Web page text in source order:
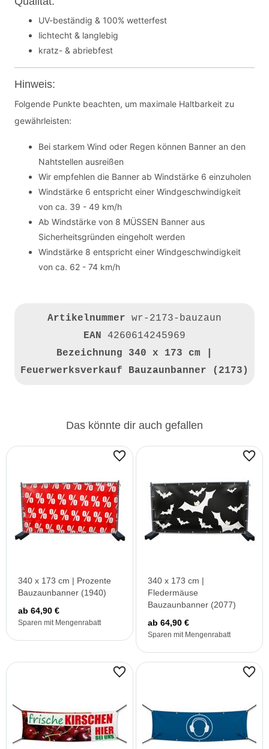
UV-beständig & 100% wetterfest
lichtecht & langlebig
kratz- & abriebfest
Hinweis:
Folgende Punkte beachten, um maximale Haltbarkeit zu
gewährleisten:
Bei starkem Wind oder Regen können Banner an den
Nahtstellen ausreißen
Wir empfehlen die Banner ab Windstärke 6 einzuholen
Windstärke 6 entspricht einer Windgeschwindigkeit
von ca. 39 - 49 km/h
Ab Windstärke von 8 MÜSSEN Banner aus
Sicherheitsgründen eingeholt werden
Windstärke 8 entspricht einer Windgeschwindigkeit
von ca. 62 - 74 km/h
Artikelnummer wr-2173-bauzaun
EAN 4260614245969
Bezeichnung 340 x 173 cm |
Feuerwerksverkauf Bauzaunbanner (2173)
Das könnte dir auch gefallen
340 x 173 cm | Prozente
Bauzaunbanner (1940)
ab 64,90 €
Sparen mit Mengenrabatt
340 x 173 cm |
Fledermäuse
Bauzaunbanner (2077)
ab 64,90 €
Sparen mit Mengenrabatt